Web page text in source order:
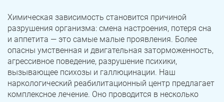
Химическая зависимость становится причиной
разрушения организма: смена настроения, потеря сна
и аппетита — это самые малые проявления. Более
опасны умственная и двигательная заторможенность,
агрессивное поведение, разрушение психики,
вызывающее психозы и галлюцинации. Наш
наркологический реабилитационный центр предлагает
комплексное лечение. Оно проводится в несколько